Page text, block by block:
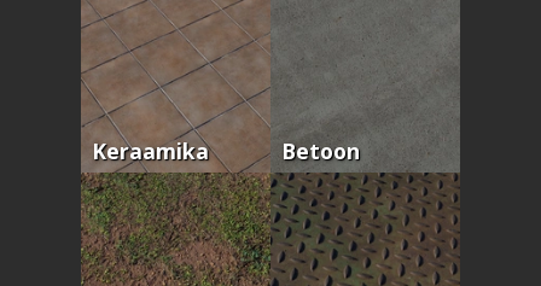
Keraamika Betoon